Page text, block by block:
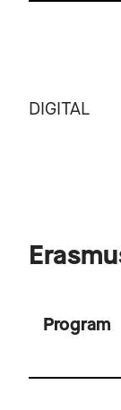
DIGITAL
Program